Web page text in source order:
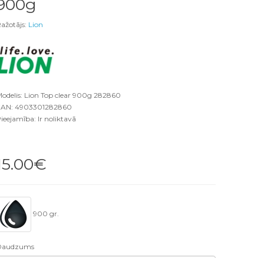
Lion
Lion Top clear 900g 282860
4903301282860
Ir noliktavā
900 gr.